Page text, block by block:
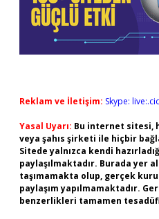
Reklam ve İletişim: Skype:
Yasal Uyarı: Bu internet sitesi,
veya şahıs şirketi ile hiçbir
Sitede yalnızca kendi
paylaşılmaktadır. Burada yer
taşımamakta olup, gerçek
paylaşım yapılmamaktadır.
benzerlikleri tamamen